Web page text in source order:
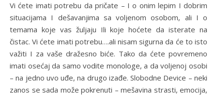
Vi ćete imati potrebu da pričate – I o onim lepim I dobrim
situacijama I dešavanjima sa voljenom osobom, ali I o
temama koje vas žuljaju Ili koje hoćete da isterate na
čistac. Vi ćete imati potrebu….ali nisam sigurna da će to isto
važiti I za vaše dražesno biće. Tako da ćete povremeno
imati osećaj da samo vodite monologe, a da voljenoj osobi
– na jedno uvo uđe, na drugo izađe. Slobodne Device – neki
zanos se sada može pokrenuti – mešavina strasti, emocija,